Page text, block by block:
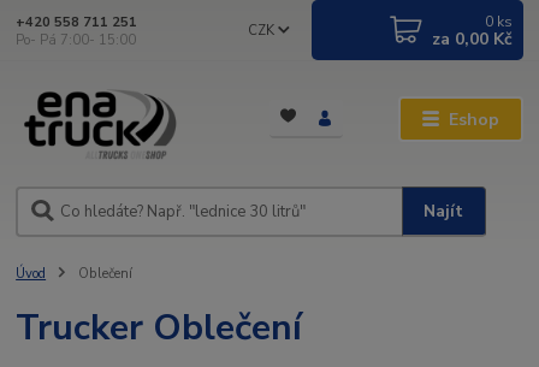
Eshop
CZK
Najít
+420 558 711 251
Po- Pá 7:00- 15:00
0 ks
za 0,00 Kč
Úvod Oblečení
Trucker Oblečení